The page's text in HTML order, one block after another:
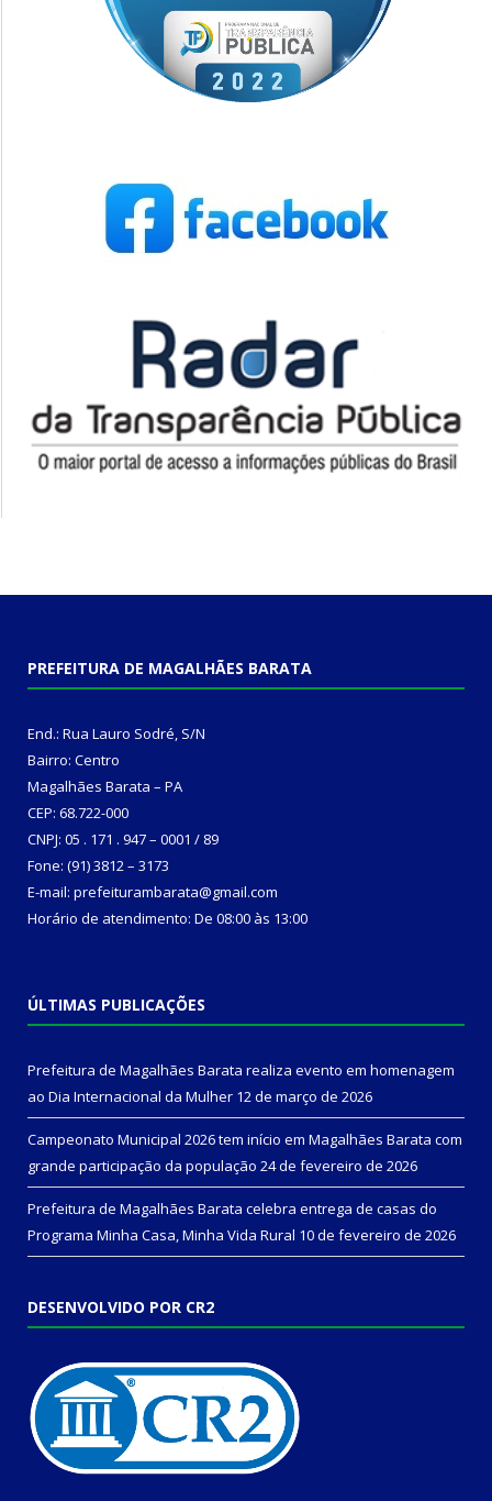
PREFEITURA DE MAGALHÃES BARATA
End.: Rua Lauro Sodré, S/N
Bairro: Centro
Magalhães Barata – PA
CEP: 68.722-000
CNPJ: 05 . 171 . 947 – 0001 / 89
Fone: (91) 3812 – 3173
E-mail: prefeiturambarata@gmail.com
Horário de atendimento: De 08:00 às 13:00
ÚLTIMAS PUBLICAÇÕES
Prefeitura de Magalhães Barata realiza evento em homenagem
ao Dia Internacional da Mulher 12 de março de 2026
Campeonato Municipal 2026 tem início em Magalhães Barata com
grande participação da população 24 de fevereiro de 2026
Prefeitura de Magalhães Barata celebra entrega de casas do
Programa Minha Casa, Minha Vida Rural 10 de fevereiro de 2026
DESENVOLVIDO POR CR2